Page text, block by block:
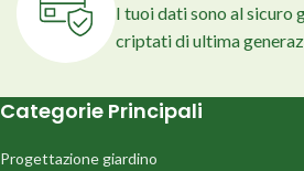
I tuoi dati sono al sicuro
criptati di ultima
Categorie Principali
Progettazione giardino